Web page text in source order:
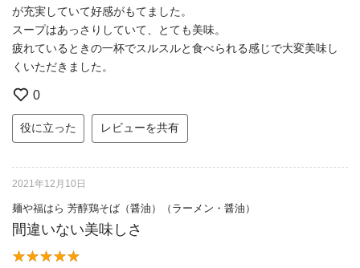
が充実していて好感がもてました。
スープはあっさりしていて、とても美味。
疲れているときの一杯でスルスルと食べられる感じで大変美味し
くいただきました。
0
役に立った レビューを共有
2021年12月10日
麺や福はら 芳醇鶏そば（醤油）（ラーメン・醤油）
間違いない美味しさ